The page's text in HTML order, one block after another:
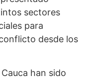
sectores
para
desde los
han sido